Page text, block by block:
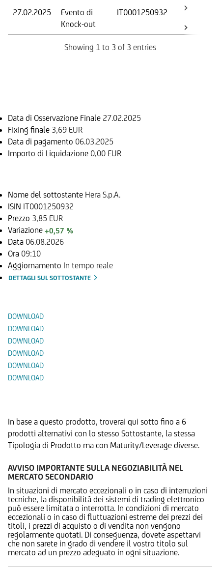
27.02.2025
Evento di
Knock-out
IT0001250932
Showing 1 to 3 of 3 entries
Data di Osservazione Finale 27.02.2025
Fixing finale 3,69 EUR
Data di pagamento 06.03.2025
Importo di Liquidazione 0,00 EUR
Nome del sottostante Hera S.p.A.
ISIN IT0001250932
Prezzo 3,85 EUR
Variazione +0,57 %
Data 06.08.2026
Ora 09:10
Aggiornamento In tempo reale
DETTAGLI SUL SOTTOSTANTE
DOWNLOAD
DOWNLOAD
DOWNLOAD
DOWNLOAD
DOWNLOAD
DOWNLOAD
In base a questo prodotto, troverai qui sotto fino a 6
prodotti alternativi con lo stesso Sottostante, la stessa
Tipologia di Prodotto ma con Maturity/Leverage diverse.
AVVISO IMPORTANTE SULLA NEGOZIABILITÀ NEL
MERCATO SECONDARIO
In situazioni di mercato eccezionali o in caso di interruzioni
tecniche, la disponibilità dei sistemi di trading elettronico
può essere limitata o interrotta. In condizioni di mercato
eccezionali o in caso di fluttuazioni estreme dei prezzi dei
titoli, i prezzi di acquisto o di vendita non vengono
regolarmente quotati. Di conseguenza, dovete aspettarvi
che non sarete in grado di vendere il vostro titolo sul
mercato ad un prezzo adeguato in ogni situazione.